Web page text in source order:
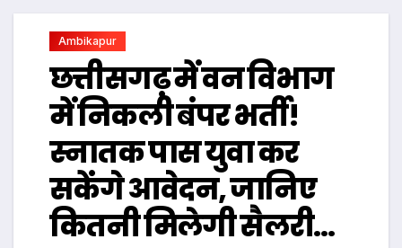
Ambikapur
छत्तीसगढ़ में वन विभाग
में निकली बंपर भर्ती!
स्नातक पास युवा कर
सकेंगे आवेदन, जानिए
कितनी मिलेगी सैलरी…